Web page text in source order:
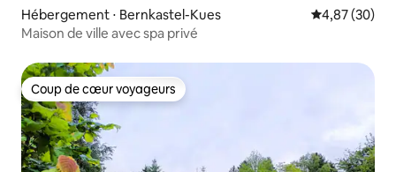
Hébergement ⋅ Bernkastel-Kues Évaluation
4,87 (30)
Maison de ville avec spa privé
Coup de cœur voyageurs
Coup de cœur voyageurs